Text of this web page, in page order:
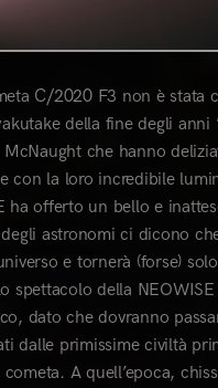
C/2020 F3 non è stata
della fine degli anni
che hanno
con la loro incredibile
ha offerto un bello e
astronomi ci dicono
e tornerà (forse)
spettacolo della
dato che dovranno
dalle primissime civiltà
A quell’epoca,